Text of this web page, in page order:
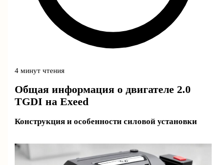
4 минут чтения
Общая информация о двигателе 2.0
TGDI на Exeed
Конструкция и особенности силовой установки